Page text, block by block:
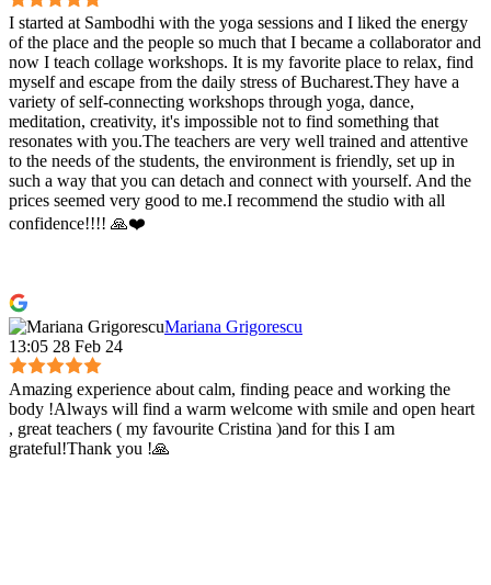
I started at Sambodhi with the yoga sessions and I liked the energy
of the place and the people so much that I became a collaborator and
now I teach collage workshops. It is my favorite place to relax, find
myself and escape from the daily stress of Bucharest.They have a
variety of self-connecting workshops through yoga, dance,
meditation, creativity, it's impossible not to find something that
resonates with you.The teachers are very well trained and attentive
to the needs of the students, the environment is friendly, set up in
such a way that you can detach and connect with yourself. And the
prices seemed very good to me.I recommend the studio with all
confidence!!!! 🙏❤️
Mariana Grigorescu
13:05 28 Feb 24
Amazing experience about calm, finding peace and working the
body !Always will find a warm welcome with smile and open heart
, great teachers ( my favourite Cristina )and for this I am
grateful!Thank you !🙏